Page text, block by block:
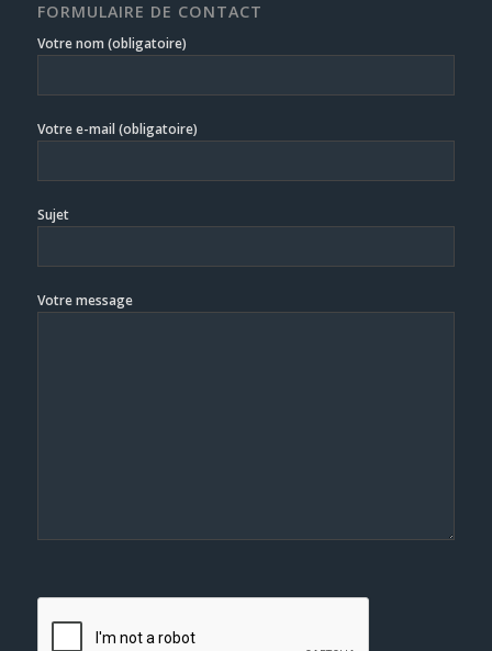
FORMULAIRE DE CONTACT
Votre nom (obligatoire)
Votre e-mail (obligatoire)
Sujet
Votre message